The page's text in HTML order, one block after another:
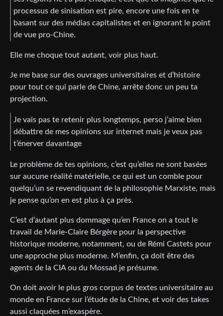
processus de sinisation est pire, encore une fois en te
basant sur des médias capitalistes et en ignorant le point
de vue pro-Chine.
Elle me choque tout autant, voir plus haut.
Je me base sur des ouvrages universitaires et d’histoire
pour tout ce qui parle de Chine, arrête donc un peu ta
projection.
Je vais pas te retenir plus longtemps, perso j’aime bien
débattre de mes opinions sur internet mais je veux pas
t’énerver davantage
Le problème de tes opinions, c’est qu’elles ne sont basées
sur aucune réalité matérielle, ce qui est un comble pour
quelqu’un se revendiquant de la philosophie Marxiste, mais
je pense qu’on en est plus à ça près.
C’est d’autant plus dommage qu’en France on a tout le
travail de Marie-Claire Bérgère pour la perspective
historique moderne, notamment, ou de Rémi Castets pour
une approche plus moderne. M’enfin, ça doit être des
agents de la CIA ou du Mossad je présume.
On doit avoir le plus gros corpus de textes universitaire au
monde en France sur l’étude de la Chine, et voir des takes
aussi claquées m’exaspère.